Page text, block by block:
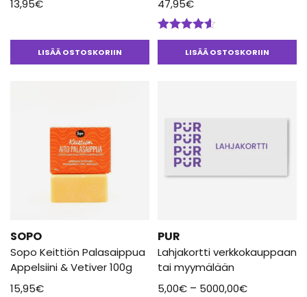
13,95€
LISÄÄ OSTOSKORIIN
47,95€
Arvostelu
tuotteesta:LISÄÄ OSTOSKORIIN
SOPO
Sopo Keittiön Palasaippua
Appelsiini & Vetiver 100g
15,95€
PUR
Lahjakortti verkkokauppaan
tai myymälään
5,00€ – 5000,00€
useampi
muunnelma.
Voit
sivulla.